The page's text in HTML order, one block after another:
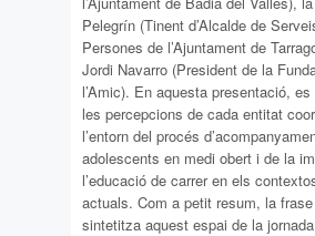
Pelegrín (Tinent d’Alcalde de
Persones de l’Ajuntament de
Jordi Navarro (President de la
l’Amic). En aquesta presentació,
les percepcions de cada entitat
l’entorn del procés
adolescents en medi obert i de la
l’educació de carrer en els
actuals. Com a petit resum, la
sintetitza aquest espai de la